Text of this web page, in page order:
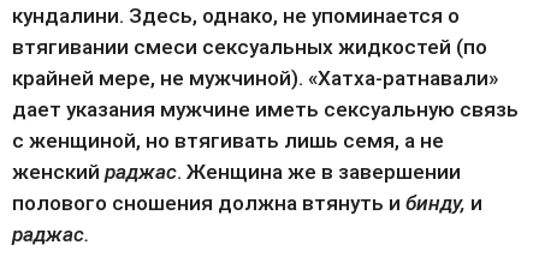
кундалини. Здесь, однако, не упоминается о
втягивании смеси сексуальных жидкостей (по
крайней мере, не мужчиной). «Хатха-ратнавали»
дает указания мужчине иметь сексуальную связь
с женщиной, но втягивать лишь семя, а не
женский раджас. Женщина же в завершении
полового сношения должна втянуть и бинду, и
раджас.